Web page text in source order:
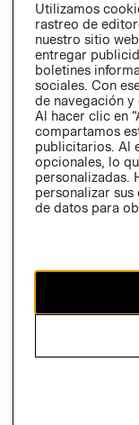
Ecuador ($)
Utilizamos
rastreo de
nuestro sitio
entregar
boletines
sociales. Con
de navegación
Al hacer clic en
compartamos
publicitarios. Al
opcionales, lo
personalizadas.
personalizar
de datos para